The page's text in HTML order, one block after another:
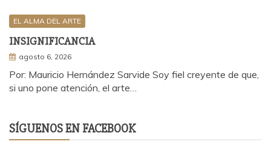
EL ALMA DEL ARTE
INSIGNIFICANCIA
agosto 6, 2026
Por: Mauricio Hernández Sarvide Soy fiel creyente de que,
si uno pone atención, el arte…
SÍGUENOS EN FACEBOOK